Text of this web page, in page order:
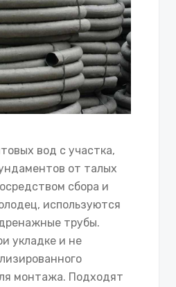
вод с участка,
от талых
сбора и
используются
трубы.
укладке и не
монтажа. Подходят